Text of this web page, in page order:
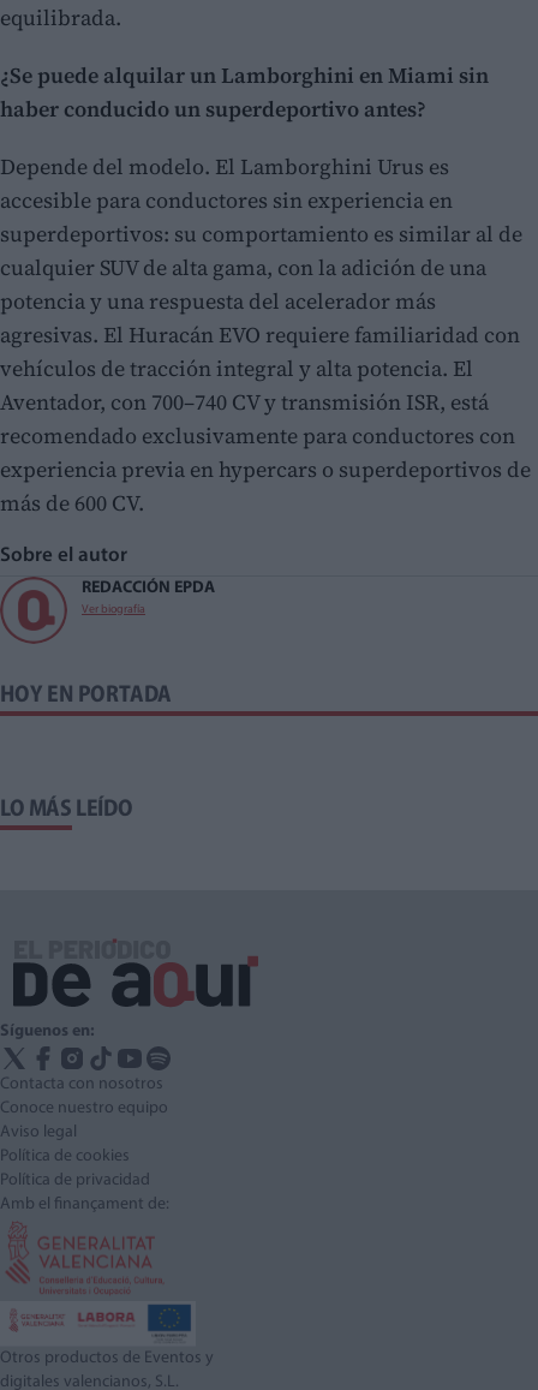
equilibrada.
¿Se puede alquilar un Lamborghini en Miami sin
haber conducido un superdeportivo antes?
Depende del modelo. El Lamborghini Urus es
accesible para conductores sin experiencia en
superdeportivos: su comportamiento es similar al de
cualquier SUV de alta gama, con la adición de una
potencia y una respuesta del acelerador más
agresivas. El Huracán EVO requiere familiaridad con
vehículos de tracción integral y alta potencia. El
Aventador, con 700–740 CV y transmisión ISR, está
recomendado exclusivamente para conductores con
experiencia previa en hypercars o superdeportivos de
más de 600 CV.
Sobre el autor
REDACCIÓN EPDA
Ver biografía
HOY EN PORTADA
LO MÁS LEÍDO
Síguenos en:
Contacta con nosotros
Conoce nuestro equipo
Aviso legal
Política de cookies
Política de privacidad
Amb el finançament de:
Otros productos de Eventos y
digitales valencianos, S.L.